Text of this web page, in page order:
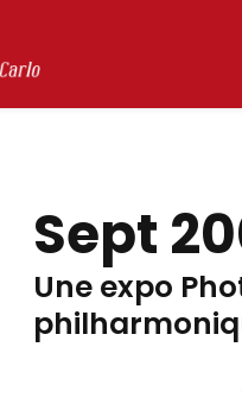
Sept
Une expo